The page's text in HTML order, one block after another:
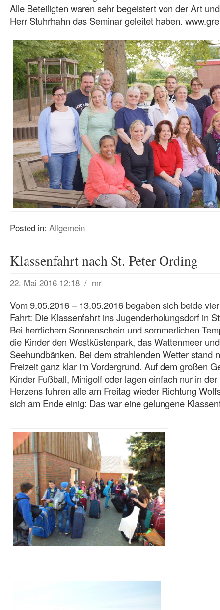
Alle Beteiligten waren sehr begeistert von der Art
Herr Stuhrhahn das Seminar geleitet haben.
Posted in: Allgemein
Klassenfahrt nach St. Peter Ording
22. Mai 2016 12:18 / mr
Vom 9.05.2016 – 13.05.2016 begaben sich beide
Fahrt: Die Klassenfahrt ins Jugenderholungsdorf in
Bei herrlichem Sonnenschein und sommerlichen
die Kinder den Westküstenpark, das Wattenmeer
Seehundbänken. Bei dem strahlenden Wetter stand
Freizeit ganz klar im Vordergrund. Auf dem großen
Kinder Fußball, Minigolf oder lagen einfach nur in
Herzens fuhren alle am Freitag wieder Richtung
sich am Ende einig: Das war eine gelungene